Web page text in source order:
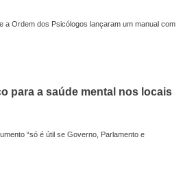
a Ordem dos Psicólogos lançaram um manual com
para a saúde mental nos locais
“só é útil se Governo, Parlamento e